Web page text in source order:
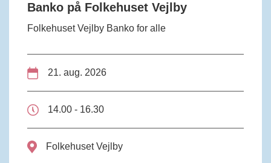
Banko på Folkehuset Vejlby
Folkehuset Vejlby Banko for alle
21. aug. 2026
14.00 - 16.30
Folkehuset Vejlby